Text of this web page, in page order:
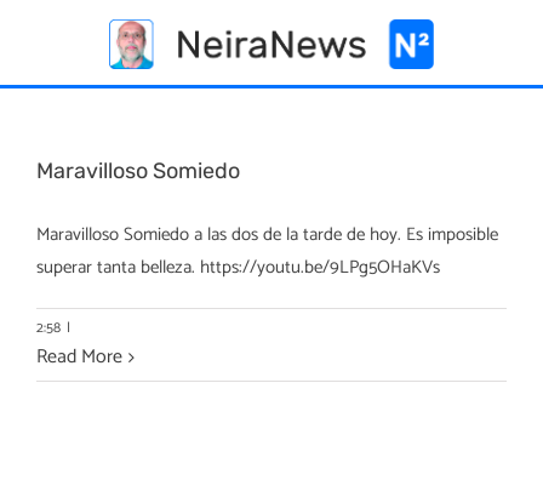
content
Maravilloso Somiedo
Maravilloso Somiedo a las dos de la tarde de hoy. Es imposible
superar tanta belleza. https://youtu.be/9LPg5OHaKVs
2:58 |
Read More